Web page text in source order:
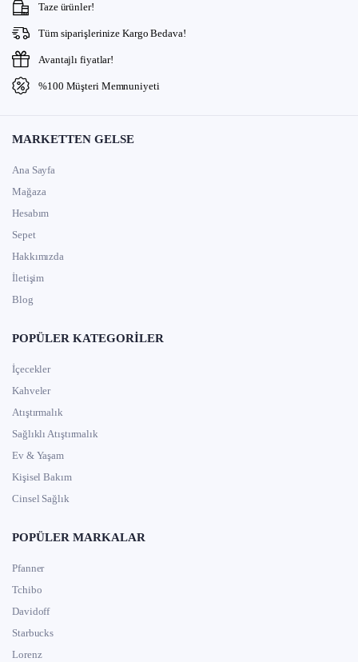
Taze ürünler!
Tüm siparişlerinize Kargo Bedava!
Avantajlı fiyatlar!
%100 Müşteri Memnuniyeti
MARKETTEN GELSE
Ana Sayfa
Mağaza
Hesabım
Sepet
Hakkımızda
İletişim
Blog
POPÜLER KATEGORILER
İçecekler
Kahveler
Atıştırmalık
Sağlıklı Atıştırmalık
Ev & Yaşam
Kişisel Bakım
Cinsel Sağlık
POPÜLER MARKALAR
Pfanner
Tchibo
Davidoff
Starbucks
Lorenz